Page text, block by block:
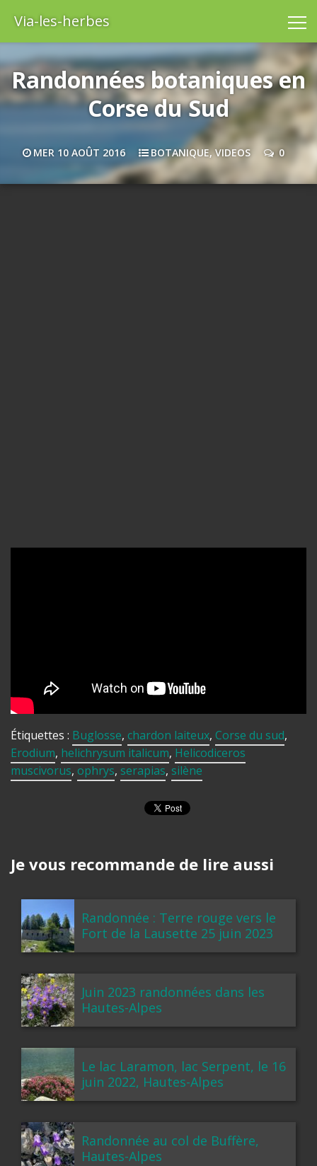
Via-les-herbes
Randonnées botaniques en
Corse du Sud
MER 10 AOÛT 2016 BOTANIQUE,VIDEOS 0
Étiquettes : Buglosse, chardon laiteux, Corse du sud,
Erodium, helichrysum italicum, Helicodiceros
muscivorus, ophrys, serapias, silène
Je vous recommande de lire aussi
Randonnée : Terre rouge vers le
Fort de la Lausette 25 juin 2023
Juin 2023 randonnées dans les
Hautes-Alpes
Le lac Laramon, lac Serpent, le 16
juin 2022, Hautes-Alpes
Randonnée au col de Buffère,
Hautes-Alpes